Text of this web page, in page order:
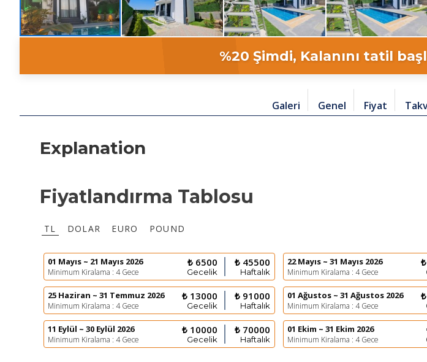
%20 Şimdi, Kalanını tatil
Galeri Genel Fiyat
Explanation
Fiyatlandırma Tablosu
TL DOLAR EURO POUND
01 Mayıs ~ 21 Mayıs 2026
Minimum Kiralama : 4 Gece
₺ 6500
Gecelik
₺ 45500
Haftalık
22 Mayıs ~ 31 Mayıs 2026
Minimum Kiralama : 4 Gece
25 Haziran ~ 31 Temmuz 2026
Minimum Kiralama : 4 Gece
₺ 13000
Gecelik
₺ 91000
Haftalık
01 Ağustos ~ 31 Ağustos 2026
Minimum Kiralama : 4 Gece
11 Eylül ~ 30 Eylül 2026
Minimum Kiralama : 4 Gece
₺ 10000
Gecelik
₺ 70000
Haftalık
01 Ekim ~ 31 Ekim 2026
Minimum Kiralama : 4 Gece